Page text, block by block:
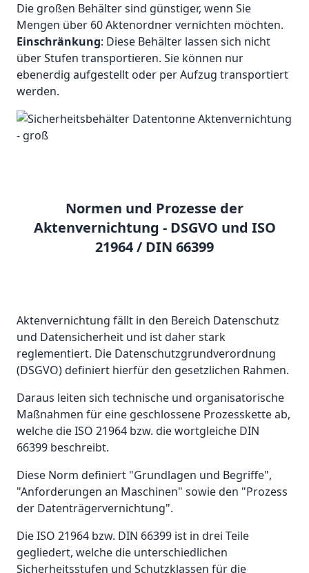
Die großen Behälter sind günstiger, wenn Sie
Mengen über 60 Aktenordner vernichten möchten.
Einschränkung: Diese Behälter lassen sich nicht
über Stufen transportieren. Sie können nur
ebenerdig aufgestellt oder per Aufzug transportiert
werden.
Normen und Prozesse der
Aktenvernichtung - DSGVO und ISO
21964 / DIN 66399
Aktenvernichtung fällt in den Bereich Datenschutz
und Datensicherheit und ist daher stark
reglementiert. Die Datenschutzgrundverordnung
(DSGVO) definiert hierfür den gesetzlichen Rahmen.
Daraus leiten sich technische und organisatorische
Maßnahmen für eine geschlossene Prozesskette ab,
welche die ISO 21964 bzw. die wortgleiche DIN
66399 beschreibt.
Diese Norm definiert "Grundlagen und Begriffe",
"Anforderungen an Maschinen" sowie den "Prozess
der Datenträgervernichtung".
Die ISO 21964 bzw. DIN 66399 ist in drei Teile
gegliedert, welche die unterschiedlichen
Sicherheitsstufen und Schutzklassen für die